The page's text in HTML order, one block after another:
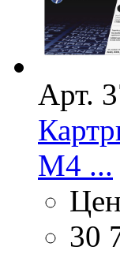
Арт.
M4 ...
30